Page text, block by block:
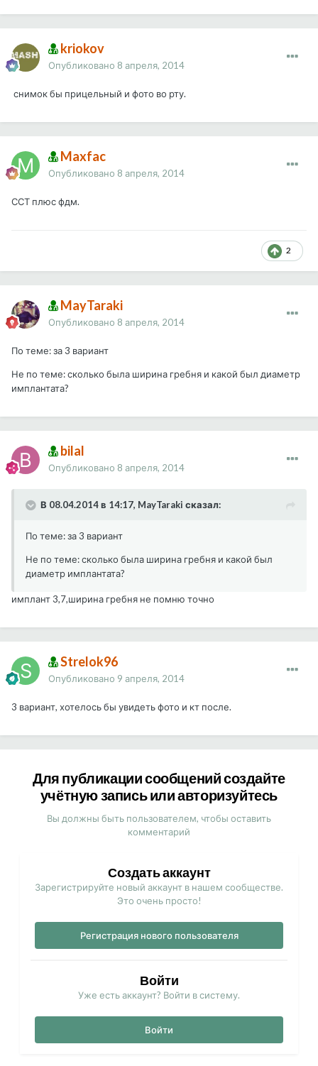
kriokov
Опубликовано 8 апреля, 2014
снимок бы прицельный и фото во рту.
Maxfac
Опубликовано 8 апреля, 2014
ССТ плюс фдм.
2
MayTaraki
Опубликовано 8 апреля, 2014
По теме: за 3 вариант
Не по теме: сколько была ширина гребня и какой был диаметр
имплантата?
bilal
Опубликовано 8 апреля, 2014
В 08.04.2014 в 14:17, MayTaraki сказал:
По теме: за 3 вариант
Не по теме: сколько была ширина гребня и какой был
диаметр имплантата?
имплант 3,7,ширина гребня не помню точно
Strelok96
Опубликовано 9 апреля, 2014
3 вариант, хотелось бы увидеть фото и кт после.
Для публикации сообщений создайте
учётную запись или авторизуйтесь
Вы должны быть пользователем, чтобы оставить
комментарий
Создать аккаунт
Зарегистрируйте новый аккаунт в нашем сообществе.
Это очень просто!
Регистрация нового пользователя
Войти
Уже есть аккаунт? Войти в систему.
Войти